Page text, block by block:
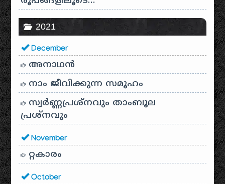
2021
December
അനാഥന്‍
നാം ജീവിക്കുന്ന സമൂഹം
സ്വര്‍ണ്ണപ്രശ്‌നവും താംബൂല
പ്രശ്‌നവും
November
റ്റകാരം
October